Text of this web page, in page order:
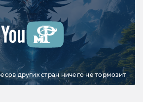
других стран ничего не тормозит